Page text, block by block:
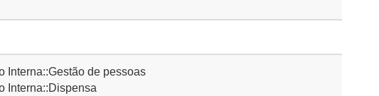
Interna::Gestão de pessoas
Interna::Dispensa